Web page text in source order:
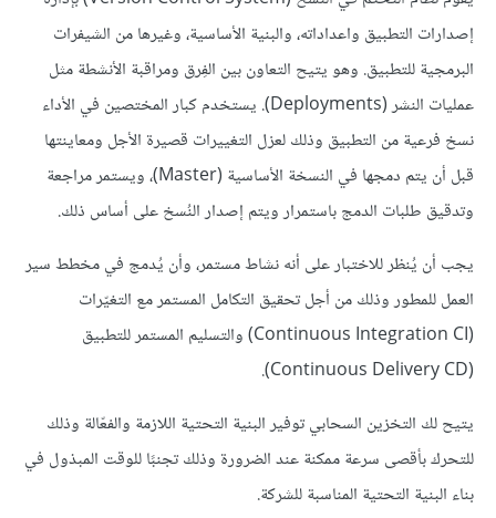
إصدارات التطبيق واعداداته، والبنية الأساسية، وغيرها من الشيفرات
البرمجية للتطبيق. وهو يتيح التعاون بين الفِرق ومراقبة الأنشطة مثل
عمليات النشر (Deployments). يستخدم كبار المختصين في الأداء
نسخ فرعية من التطبيق وذلك لعزل التغييرات قصيرة الأجل ومعاينتها
قبل أن يتم دمجها في النسخة الأساسية (Master)، ويستمر مراجعة
وتدقيق طلبات الدمج باستمرار ويتم إصدار النُسخ على أساس ذلك.
يجب أن يُنظر للاختبار على أنه نشاط مستمر، وأن يُدمج في مخطط سير
العمل للمطور وذلك من أجل تحقيق التكامل المستمر مع التغيّرات
(Continuous Integration CI) والتسليم المستمر للتطبيق
(Continuous Delivery CD).
يتيح لك التخزين السحابي توفير البنية التحتية اللازمة والفعّالة وذلك
للتحرك بأقصى سرعة ممكنة عند الضرورة وذلك تجنبًا للوقت المبذول في
بناء البنية التحتية المناسبة للشركة.